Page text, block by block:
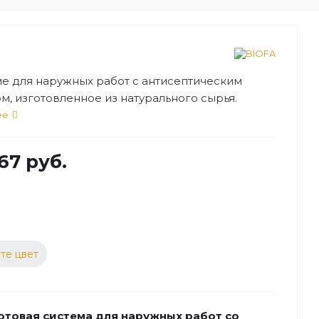
для наружных работ с антисептическим
изготовленное из натурального сырья.
для защиты и декоративной обработки
руб.
цвет
система для наружных работ со